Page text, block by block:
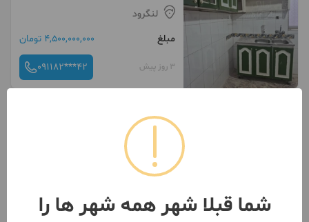
لنگرود
مبلغ
4,500,000,000 تومان
3 روز پیش 091182***42
ویلای ساحلی با تراس دل انگیز و
منظره چشم نواز
لنگرود
مبلغ
11,500,000,000 تومان
شما قبلا شهر همه شهر ها را